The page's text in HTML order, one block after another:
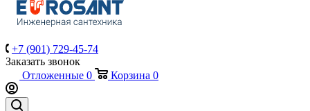
+7 (901) 729-45-74
Заказать звонок
Отложенные 0 Корзина 0